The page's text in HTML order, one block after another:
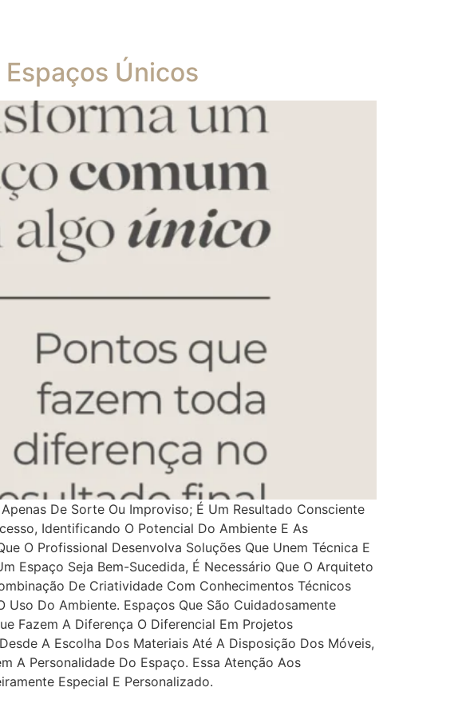
Únicos
De Sorte Ou Improviso; É Um Resultado Consciente
Identificando O Potencial Do Ambiente E As
O Profissional Desenvolva Soluções Que Unem Técnica E
Espaço Seja Bem-Sucedida, É Necessário Que O Arquiteto
De Criatividade Com Conhecimentos Técnicos
Uso Do Ambiente. Espaços Que São Cuidadosamente
Fazem A Diferença O Diferencial Em Projetos
A Escolha Dos Materiais Até A Disposição Dos Móveis,
A Personalidade Do Espaço. Essa Atenção Aos
Especial E Personalizado.